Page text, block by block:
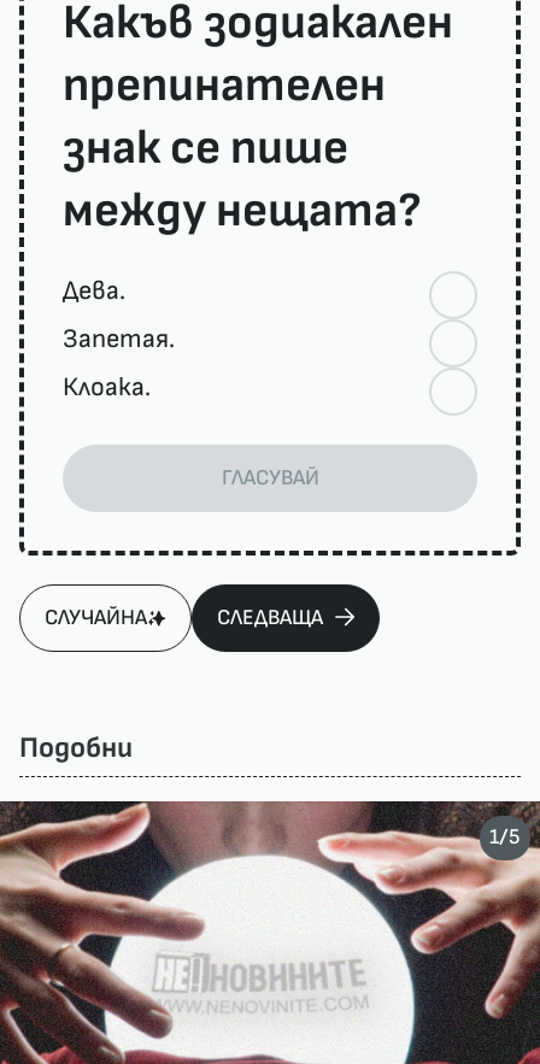
Какъв зодиакален
препинателен
знак се пише
между нещата?
Дева.
Запетая.
Клоака.
ГЛАСУВАЙ
СЛУЧАЙНА СЛЕДВАЩА
Подобни
1/5